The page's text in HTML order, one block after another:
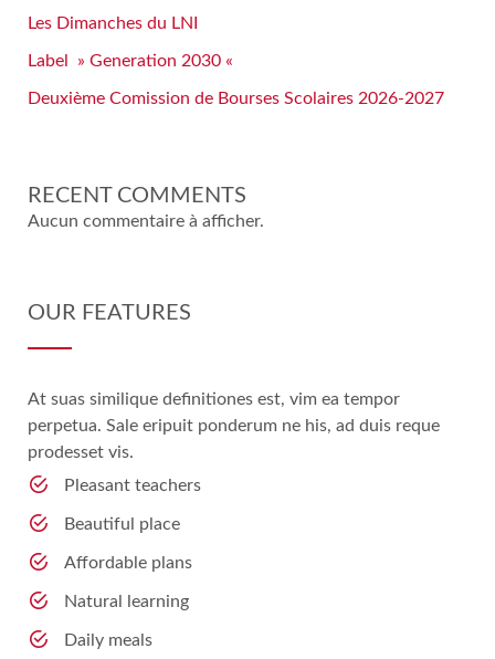
Les Dimanches du LNI
Label » Generation 2030 «
Deuxième Comission de Bourses Scolaires 2026-2027
RECENT COMMENTS
Aucun commentaire à afficher.
OUR FEATURES
At suas similique definitiones est, vim ea tempor
perpetua. Sale eripuit ponderum ne his, ad duis reque
prodesset vis.
Pleasant teachers
Beautiful place
Affordable plans
Natural learning
Daily meals